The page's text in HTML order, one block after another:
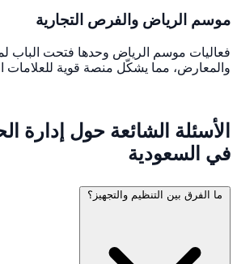
موسم الرياض والفرص التجارية
فعاليات موسم الرياض وحدها فتحت الباب
والمعارض، مما يشكّل منصة قوية للعلامات
الأسئلة الشائعة حول إدارة
في السعودية
ما الفرق بين التنظيم والتجهيز؟